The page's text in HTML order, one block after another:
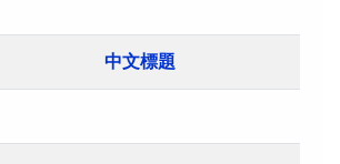
中文標題